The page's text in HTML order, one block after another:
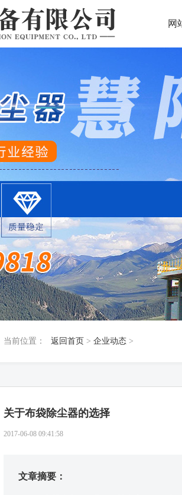
网
当前位置： 返回首页 > 企业动态 >
关于布袋除尘器的选择
2017-06-08 09:41:58
文章摘要：